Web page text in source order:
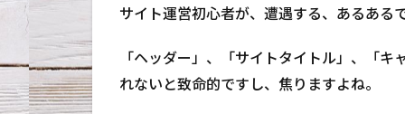
サイト運営初心者が、遭遇する、あるある
「ヘッダー」、「サイトタイトル」、「
れないと致命的ですし、焦りますよね。